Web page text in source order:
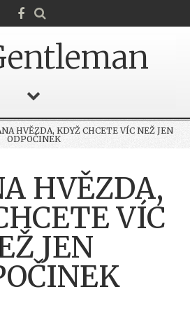
HVĚZDA, KDYŽ CHCETE VÍC NEŽ JEN
ODPOČINEK
HVĚZDA,
VÍC
JEN